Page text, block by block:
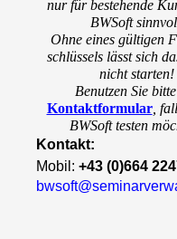
Kontakt:
Mobil: +43 (0)664
nur für bestehende
BWSoft
Ohne eines gültigen
schlüssels lässt sich
nicht starten!
Benutzen Sie
Kontaktformular,
BWSoft testen